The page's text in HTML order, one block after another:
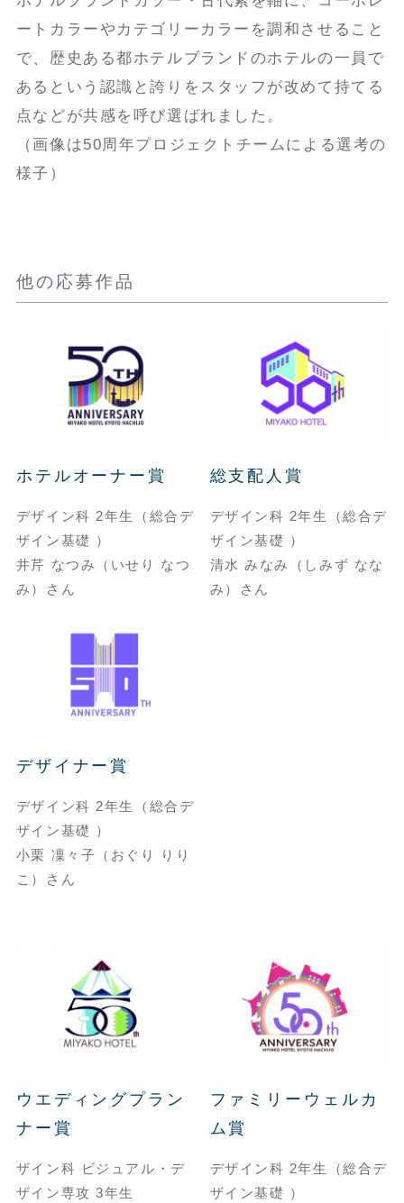
ートカラーやカテゴリーカラーを調和させること
で、歴史ある都ホテルブランドのホテルの一員で
あるという認識と誇りをスタッフが改めて持てる
点などが共感を呼び選ばれました。
（画像は50周年プロジェクトチームによる選考の
様子）
他の応募作品
ホテルオーナー賞
デザイン科 2年生（総合デ
ザイン基礎 ）
井芹 なつみ（いせり なつ
み）さん
総支配人賞
デザイン科 2年生（総合デ
ザイン基礎 ）
清水 みなみ（しみず なな
み）さん
デザイナー賞
デザイン科 2年生（総合デ
ザイン基礎 ）
小栗 凜々子（おぐり りり
こ）さん
ウエディングプラン
ナー賞
ザイン科 ビジュアル・デ
ザイン専攻 3年生
ファミリーウェルカ
ム賞
デザイン科 2年生（総合デ
ザイン基礎 ）